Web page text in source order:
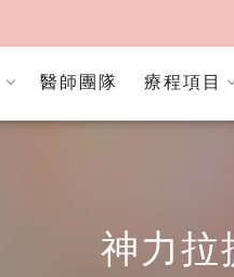
醫師團隊 療程項目
神力拉